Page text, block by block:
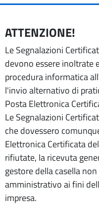
ATTENZIONE!
Le Segnalazioni
devono essere inoltrate
procedura informatica
l'invio alternativo di
Posta Elettronica
Le Segnalazioni
che dovessero
Elettronica Certificata
rifiutate, la ricevuta
gestore della casella
amministrativo ai fini
impresa.